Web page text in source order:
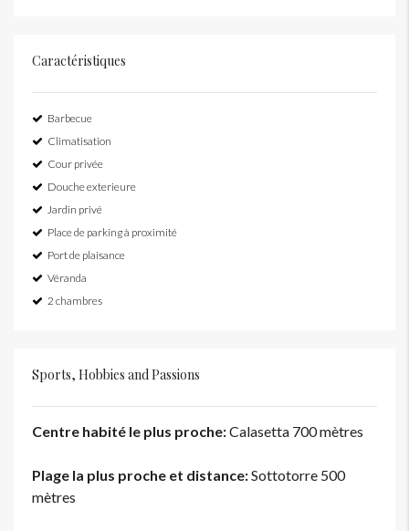
Caractéristiques
Barbecue
Climatisation
Cour privée
Douche exterieure
Jardin privé
Place de parking à proximité
Port de plaisance
Véranda
2 chambres
Sports, Hobbies and Passions
Centre habité le plus proche:Calasetta 700 mètres
Plage la plus proche et distance:Sottotorre 500
mètres